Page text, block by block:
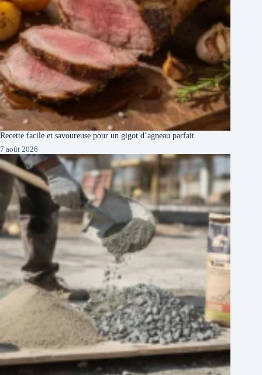
Recette facile et savoureuse pour un gigot d’agneau parfait
7 août 2026